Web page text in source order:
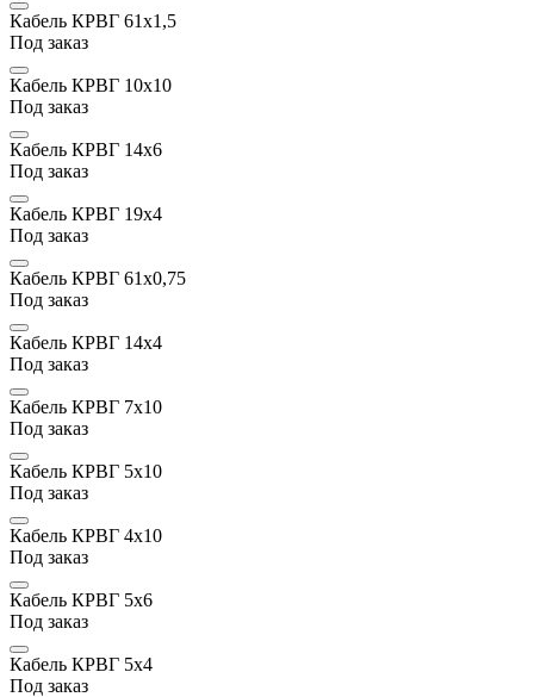
Кабель КРВГ 61х1,5
Под заказ
Кабель КРВГ 10х10
Под заказ
Кабель КРВГ 14х6
Под заказ
Кабель КРВГ 19х4
Под заказ
Кабель КРВГ 61x0,75
Под заказ
Кабель КРВГ 14х4
Под заказ
Кабель КРВГ 7х10
Под заказ
Кабель КРВГ 5х10
Под заказ
Кабель КРВГ 4х10
Под заказ
Кабель КРВГ 5х6
Под заказ
Кабель КРВГ 5х4
Под заказ